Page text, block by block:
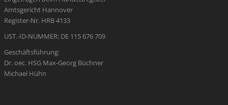
windowwindowwindow
new
Amtsgericht Hannover
Register-Nr. HRB 4133
UST.-ID-NUMMER: DE 115 676 709
Geschäftsführung:
Dr. oec. HSG Max-Georg Büchner
Michael Hühn